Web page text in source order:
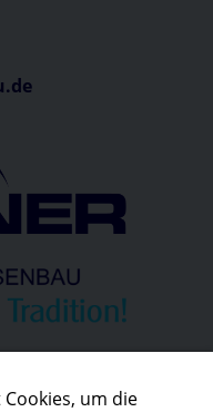
um die